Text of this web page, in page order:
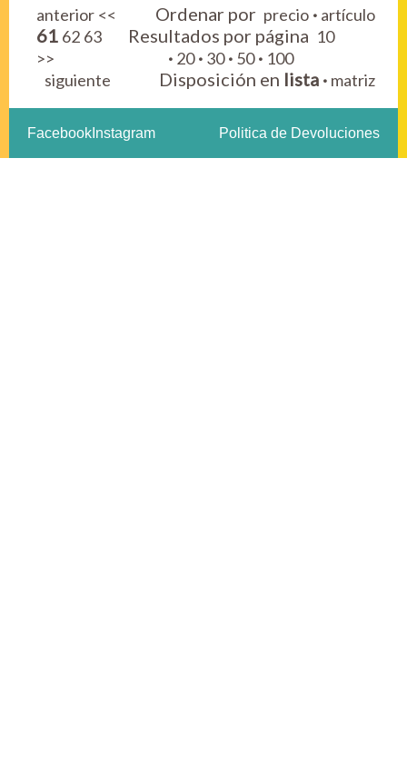
anterior <<
61 62 63
>>
siguiente
Ordenar por precio · artículo
Resultados por página 10
· 20 · 30 · 50 · 100
Disposición en lista · matriz
Facebook Instagram Politica de Devoluciones